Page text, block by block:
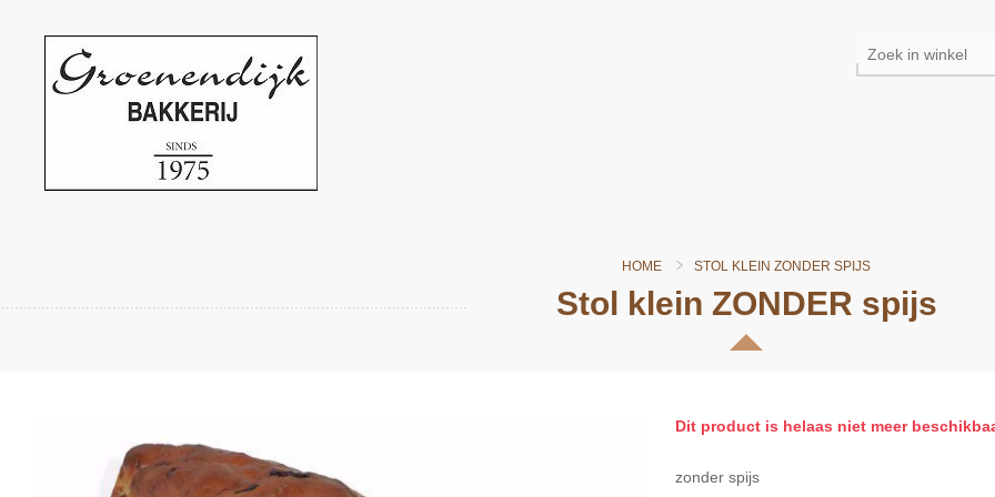
HOME STOL KLEIN ZONDER SPIJS
Stol klein ZONDER spijs
Dit product is helaas niet meer
zonder spijs